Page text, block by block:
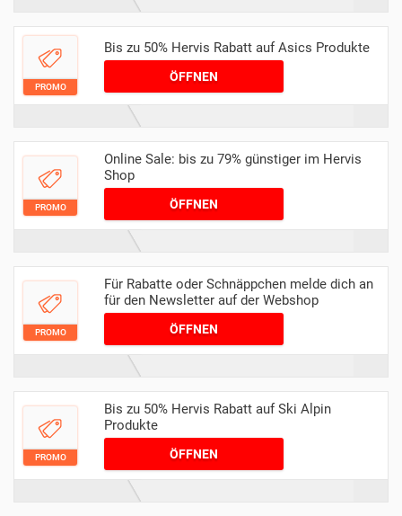
PROMO
Bis zu 50% Hervis Rabatt auf Asics Produkte
ÖFFNEN
PROMO
Online Sale: bis zu 79% günstiger im Hervis
Shop
ÖFFNEN
PROMO
Für Rabatte oder Schnäppchen melde dich an
für den Newsletter auf der Webshop
ÖFFNEN
PROMO
Bis zu 50% Hervis Rabatt auf Ski Alpin
Produkte
ÖFFNEN